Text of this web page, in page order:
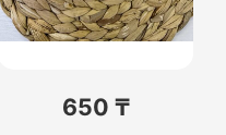
650 ₸